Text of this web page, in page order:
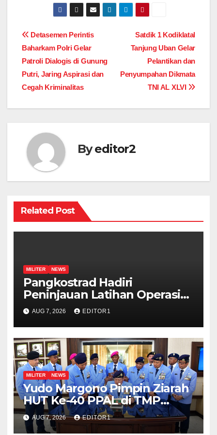
Post
navigation
Satdik 1 Kodiklatal
Tanjung Uban Gelar
Pelantikan dan
Penyumpahan Dikmata
TNI AL XLVI
Detasemen Perintis
Baharkam Polri Gelar
Patroli Dialogis di Gunung
Putri, Jaring Aspirasi dan
Cegah Kriminalitas
Byeditor2
Related Post
MILITER NEWS
Pangkostrad Hadiri
Peninjauan Latihan Operasi
Terintegrasi TNI 2026 di
Kepulauan Riau
AUG 7, 2026 EDITOR1
MILITER NEWS
Yudo Margono Pimpin Ziarah
HUT Ke-40 PPAL di TMP
Kalibata
AUG 7, 2026 EDITOR1